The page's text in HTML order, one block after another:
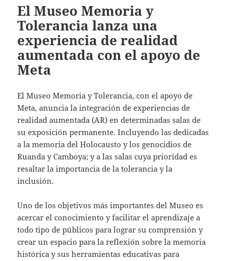
El Museo Memoria y
Tolerancia lanza una
experiencia de realidad
aumentada con el apoyo de
Meta
El Museo Memoria y Tolerancia, con el apoyo de
Meta, anuncia la integración de experiencias de
realidad aumentada (AR) en determinadas salas de
su exposición permanente. Incluyendo las dedicadas
a la memoria del Holocausto y los genocidios de
Ruanda y Camboya; y a las salas cuya prioridad es
resaltar la importancia de la tolerancia y la
inclusión.
Uno de los objetivos más importantes del Museo es
acercar el conocimiento y facilitar el aprendizaje a
todo tipo de públicos para lograr su comprensión y
crear un espacio para la reflexión sobre la memoria
histórica y sus herramientas educativas para